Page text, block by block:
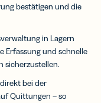
bestätigen und die
in Lagern
Erfassung und schnelle
sicherzustellen.
bei der
Quittungen – so